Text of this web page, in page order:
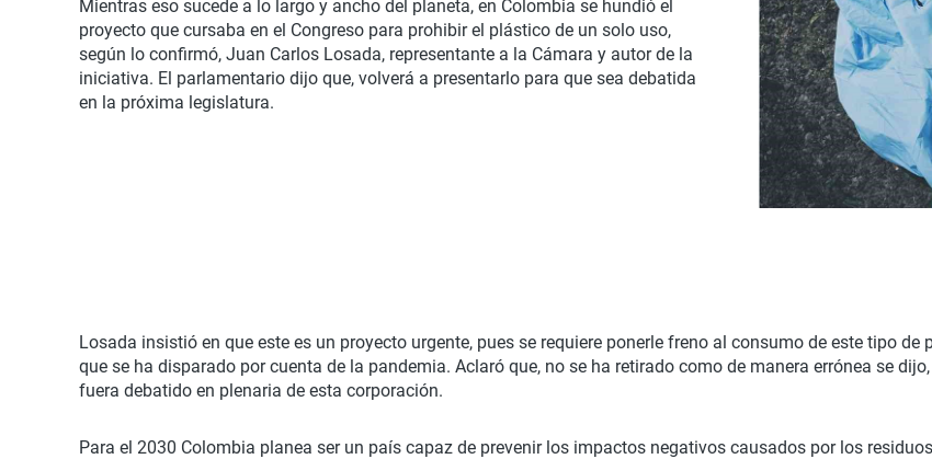
Mientras eso sucede a lo largo y ancho del planeta, en Colombia se hundió el
proyecto que cursaba en el Congreso para prohibir el plástico de un solo uso,
según lo confirmó, Juan Carlos Losada, representante a la Cámara y autor de la
iniciativa. El parlamentario dijo que, volverá a presentarlo para que sea debatida
en la próxima legislatura.
Losada insistió en que este es un proyecto urgente, pues se requiere ponerle freno al consumo de este tipo
que se ha disparado por cuenta de la pandemia. Aclaró que, no se ha retirado como de manera errónea se
fuera debatido en plenaria de esta corporación.
Para el 2030 Colombia planea ser un país capaz de prevenir los impactos negativos causados por los